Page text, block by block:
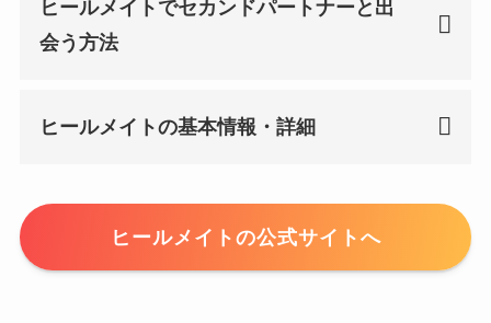
ヒールメイトでセカンドパートナーと出
会う方法
ヒールメイトの基本情報・詳細
ヒールメイトの公式サイトへ